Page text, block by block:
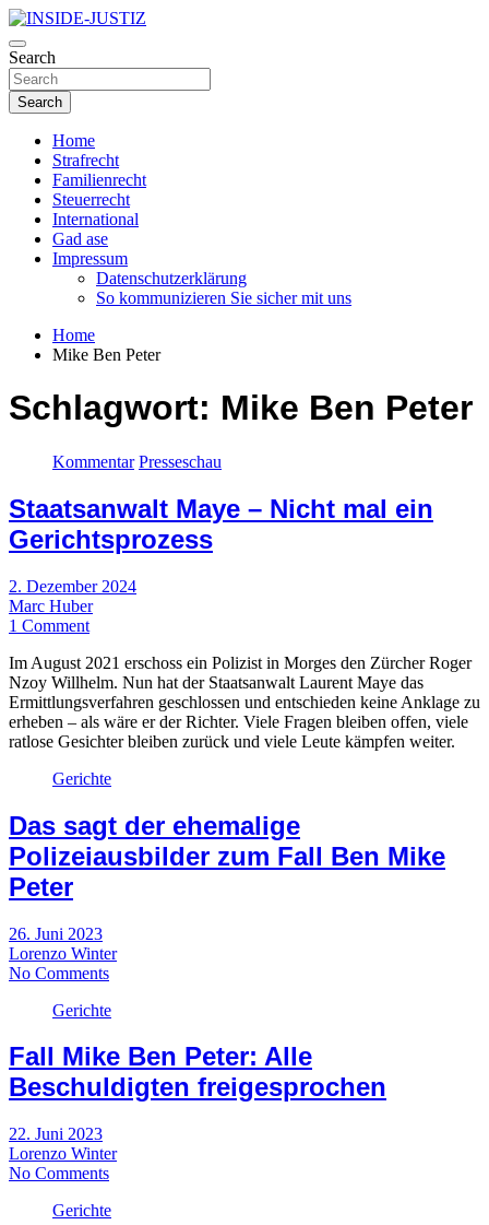
Skip
to
content
INSIDE-JUSTIZ
Investigativer Journalismus zur Dritten Gewalt
Search
Search
Home
Strafrecht
Familienrecht
Steuerrecht
International
Gad ase
Impressum
Datenschutzerklärung
So kommunizieren Sie sicher mit uns
Home
Mike Ben Peter
Schlagwort: Mike Ben Peter
Kommentar Presseschau
Staatsanwalt Maye – Nicht mal ein
Gerichtsprozess
2. Dezember 2024
Marc Huber
1 Comment
Im August 2021 erschoss ein Polizist in Morges den Zürcher Roger
Nzoy Willhelm. Nun hat der Staatsanwalt Laurent Maye das
Ermittlungsverfahren geschlossen und entschieden keine Anklage zu
erheben – als wäre er der Richter. Viele Fragen bleiben offen, viele
ratlose Gesichter bleiben zurück und viele Leute kämpfen weiter.
Gerichte
Das sagt der ehemalige
Polizeiausbilder zum Fall Ben Mike
Peter
26. Juni 2023
Lorenzo Winter
No Comments
Gerichte
Fall Mike Ben Peter: Alle
Beschuldigten freigesprochen
22. Juni 2023
Lorenzo Winter
No Comments
Gerichte